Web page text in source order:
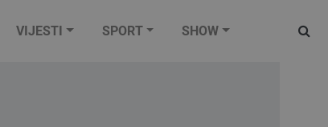
VIJESTI SPORT SHOW